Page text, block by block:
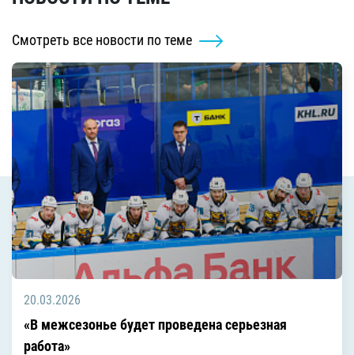
Смотреть все новости по теме
20.03.2026
«В межсезонье будет проведена серьезная
работа»